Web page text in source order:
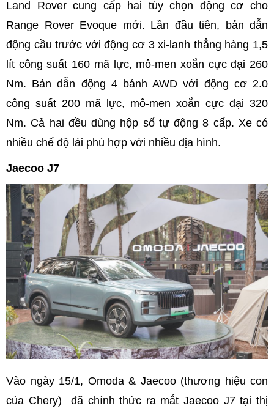
Land Rover cung cấp hai tùy chọn động cơ cho
Range Rover Evoque mới. Lần đầu tiên, bản dẫn
động cầu trước với động cơ 3 xi-lanh thẳng hàng 1,5
lít công suất 160 mã lực, mô-men xoắn cực đại 260
Nm. Bản dẫn động 4 bánh AWD với động cơ 2.0
công suất 200 mã lực, mô-men xoắn cực đại 320
Nm. Cả hai đều dùng hộp số tự động 8 cấp. Xe có
nhiều chế độ lái phù hợp với nhiều địa hình.
Jaecoo J7
Vào ngày 15/1, Omoda & Jaecoo (thương hiệu con
của Chery) đã chính thức ra mắt Jaecoo J7 tại thị